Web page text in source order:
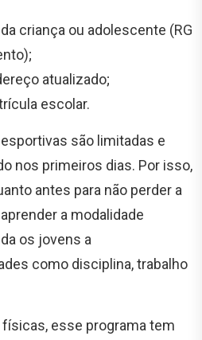
criança ou adolescente (RG
atualizado;
escolar.
são limitadas e
nos primeiros dias. Por isso,
antes para não perder a
a modalidade
os jovens a
como disciplina, trabalho
esse programa tem